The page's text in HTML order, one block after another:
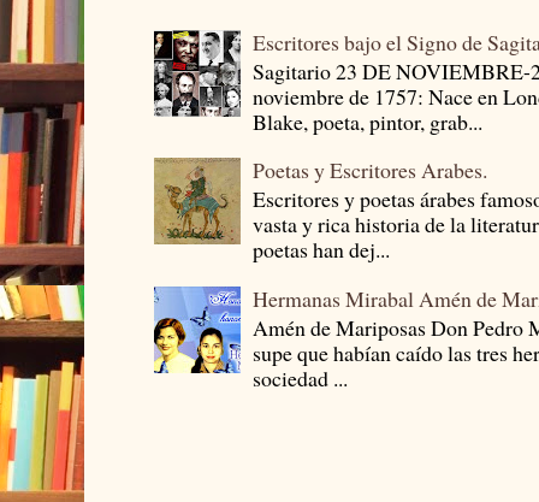
Escritores bajo el Signo de
Sagitario 23 DE
noviembre de 1757: Nace en
Blake, poeta, pintor, grab...
Poetas y Escritores Arabes.
Escritores y poetas árabes
vasta y rica historia de la
poetas han dej...
Hermanas Mirabal Amén de
Amén de Mariposas Don
supe que habían caído las tres
sociedad ...